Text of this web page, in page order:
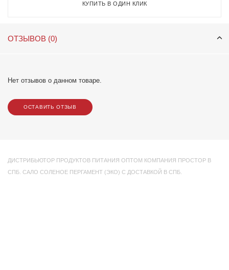
КУПИТЬ В ОДИН КЛИК
ОТЗЫВОВ (0)
Нет отзывов о данном товаре.
ОСТАВИТЬ ОТЗЫВ
ДИСТРИБЬЮТОР ПРОДУКТОВ ПИТАНИЯ ОПТОМ КОМПАНИЯ ПРОСТОР В
СПБ. САЛО СОЛЕНОЕ ПЕРГАМЕНТ (ЭКО) С ДОСТАВКОЙ В СПБ.